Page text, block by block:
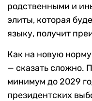
родственными и
элиты, которая
языку, получит
Как на новую
— сказать сложно.
минимум до 2029
президентских